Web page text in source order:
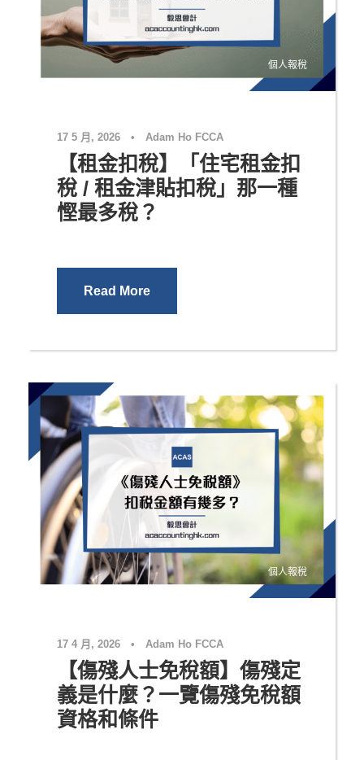
個人報稅
17 5 月, 2026 • Adam Ho FCCA
【租金扣稅】「住宅租金扣
稅 / 租金津貼扣稅」那一種
慳最多稅？
Read More
個人報稅
17 4 月, 2026 • Adam Ho FCCA
【傷殘人士免稅額】傷殘定
義是什麼？一覽傷殘免稅額
資格和條件